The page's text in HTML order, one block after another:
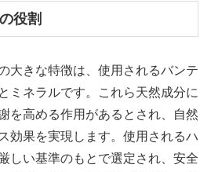
役割
大きな特徴は、使用されるバンテ
ミネラルです。これら天然成分に
を高める作用があるとされ、自然
効果を実現します。使用されるハ
しい基準のもとで選定され、安全